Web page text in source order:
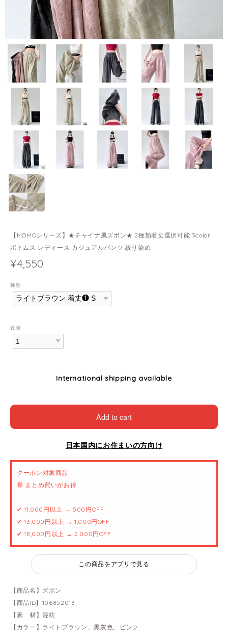
【MOMOシリーズ】★チャイナ風ズボン★ 2種類着丈選択可能 3color
ボトムス レディース カジュアルパンツ 絞り染め
¥4,550
種類
数量
International shipping available
Add to cart
日本国内にお住まいの方向け
クーポン対象商品
🉐 まとめ買いがお得
✔ 11,000円以上 → 500円OFF
✔ 13,000円以上 → 1,000円OFF
✔ 18,000円以上 → 2,000円OFF
この商品をアプリで見る
【商品名】ズボン
【商品ID】106852013
【素 材】混紡
【カラー】ライトブラウン、黒灰色、ピンク